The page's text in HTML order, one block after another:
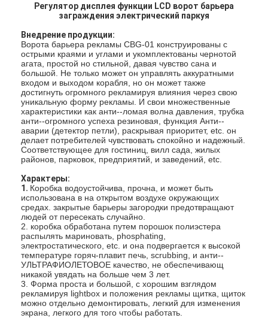
Регулятор дисплея функции LCD ворот барьера
заграждения электрический паркуя
Внедрение продукции:
Ворота барьера рекламы CBG-01 конструированы с
острыми краями и углами и укомплектованы чернотой
агата, простой но стильной, давая чувство сана и
большой. Не только может он управлять аккуратными
входом и выходом корабля, но он может также
достигнуть огромного рекламируя влияния через свою
уникальную форму рекламы. И свои множественные
характеристики как анти--ломая волна давления, трубка
анти--огромного успеха резиновая, функция Анти--
аварии (детектор петли), раскрывая приоритет, etc. он
делает потребителей чувствовать спокойно и надежный.
Соответствующее для гостиниц, вилл сада, жилых
районов, парковок, предприятий, и заведений, etc.
Характеры:
1. Коробка водоустойчива, прочна, и может быть
использована в на открытом воздухе окружающих
средах. закрытые барьеры загородки предотвращают
людей от пересекать случайно.
2. коробка обработана путем порошок полиэстера
распылять мариновать, phosphating,
электростатического, etc. и она подвергается к высокой
температуре горяч-плавит печь, scrubbing, и анти--
УЛЬТРАФИОЛЕТОВОЕ качество, не обеспечивающ
никакой увядать на больше чем 3 лет.
3. Форма проста и большой, с хорошим взглядом
рекламируя lightbox и положения рекламы щитка, щиток
можно отдельно демонтировать, легкий для изменения
экрана, легкого для того чтобы работать.